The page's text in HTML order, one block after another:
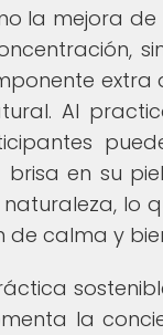
la mejora de
extra
Al
brisa en su
lo
de calma y
la